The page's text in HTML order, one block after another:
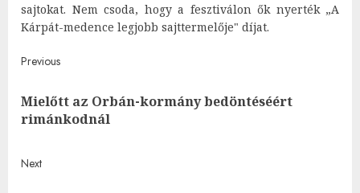
sajtokat. Nem csoda, hogy a fesztiválon ők nyerték „A
Kárpát-medence legjobb sajttermelője" díjat.
Post
navigation
Previous
Mielőtt az Orbán-kormány bedöntéséért
rimánkodnál
Next